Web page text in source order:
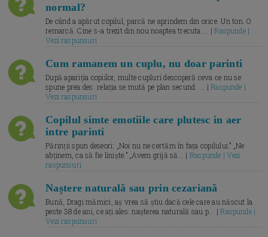
normal?
De când a apărut copilul, parcă ne aprindem din orice. Un ton. O
remarcă. Cine s-a trezit din nou noaptea trecuta.... |Raspunde |
Vezi raspunsuri
Cum ramanem un cuplu, nu doar parinti
După apariția copiilor, multe cupluri descoperă ceva ce nu se
spune prea des: relația se mută pe plan secund. ... |Raspunde |
Vezi raspunsuri
Copilul simte emotiile care plutesc in aer
intre parinti
Părinții spun deseori: „Noi nu ne certăm în fața copilului.” „Ne
abținem, ca să fie liniște.” „Avem grijă să... | Raspunde | Vezi
raspunsuri
Naștere naturală sau prin cezariană
Bună, Dragi mămici, aș vrea să știu dacă cele care au născut la
peste 38 de ani, ce ați ales: nașterea naturală sau p... |Raspunde |
Vezi raspunsuri